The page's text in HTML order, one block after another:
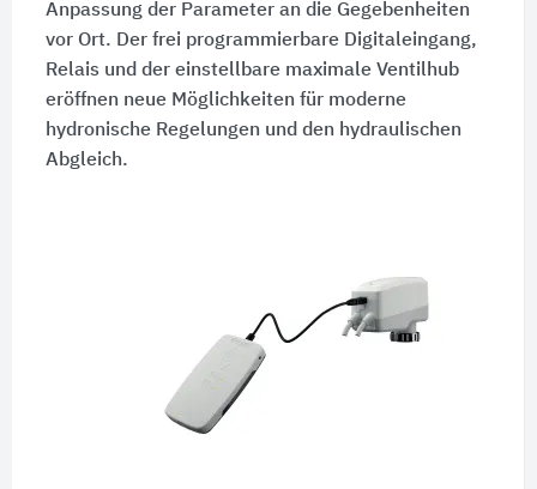
Anpassung der Parameter an die Gegebenheiten
vor Ort. Der frei programmierbare Digitaleingang,
Relais und der einstellbare maximale Ventilhub
eröffnen neue Möglichkeiten für moderne
hydronische Regelungen und den hydraulischen
Abgleich.